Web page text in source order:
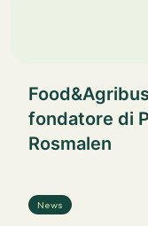
fondatore di
Rosmalen
News